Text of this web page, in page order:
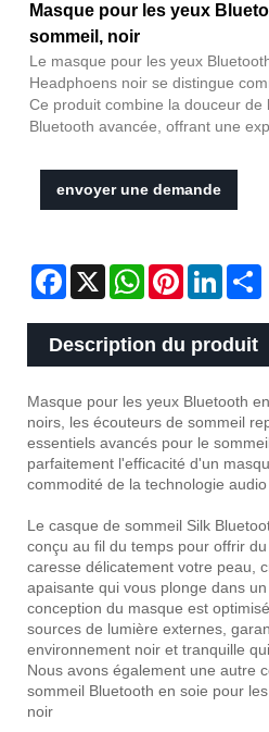
Masque pour les yeux
sommeil, noir
Le masque pour les yeux
Headphoens noir se distingue
Ce produit combine la douceur de
Bluetooth avancée, offrant une
envoyer une demande
Facebook
X WhatsAppPinterest
Description du produit
Masque pour les yeux Bluetooth
noirs, les écouteurs de sommeil
essentiels avancés pour le
parfaitement l'efficacité d'un
commodité de la technologie
Le casque de sommeil Silk
conçu au fil du temps pour offrir
caresse délicatement votre peau,
apaisante qui vous plonge dans
conception du masque est
sources de lumière externes,
environnement noir et tranquille
Nous avons également une autre
sommeil Bluetooth en soie pour
noir